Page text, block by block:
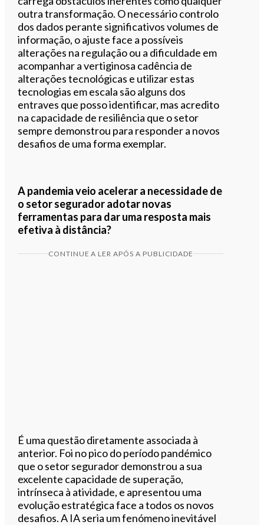
outra transformação. O necessário controlo
dos dados perante significativos volumes de
informação, o ajuste face a possíveis
alterações na regulação ou a dificuldade em
acompanhar a vertiginosa cadência de
alterações tecnológicas e utilizar estas
tecnologias em escala são alguns dos
entraves que posso identificar, mas acredito
na capacidade de resiliência que o setor
sempre demonstrou para responder a novos
desafios de uma forma exemplar.
A pandemia veio acelerar a necessidade de
o setor segurador adotar novas
ferramentas para dar uma resposta mais
efetiva à distância?
CONTINUE A LER APÓS A PUBLICIDADE
É uma questão diretamente associada à
anterior. Foi no pico do período pandémico
que o setor segurador demonstrou a sua
excelente capacidade de superação,
intrínseca à atividade, e apresentou uma
evolução estratégica face a todos os novos
desafios. A IA seria um fenómeno inevitável